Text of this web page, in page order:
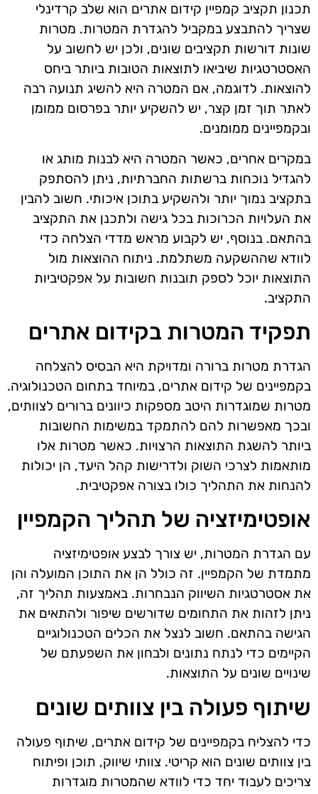
תכנון תקציב קמפיין קידום אתרים הוא שלב קרדינלי
שצריך להתבצע במקביל להגדרת המטרות. מטרות
שונות דורשות תקציבים שונים, ולכן יש לחשוב על
האסטרטגיות שיביאו לתוצאות הטובות ביותר ביחס
להוצאות. לדוגמה, אם המטרה היא להשיג תנועה רבה
לאתר תוך זמן קצר, יש להשקיע יותר בפרסום ממומן
ובקמפיינים ממומנים.
במקרים אחרים, כאשר המטרה היא לבנות מותג או
להגדיל נוכחות ברשתות החברתיות, ניתן להסתפק
בתקציב נמוך יותר ולהשקיע בתוכן איכותי. חשוב להבין
את העלויות הכרוכות בכל גישה ולתכנן את התקציב
בהתאם. בנוסף, יש לקבוע מראש מדדי הצלחה כדי
לוודא שההשקעה משתלמת. ניתוח ההוצאות מול
התוצאות יוכל לספק תובנות חשובות על אפקטיביות
התקציב.
תפקיד המטרות בקידום אתרים
הגדרת מטרות ברורה ומדויקת היא הבסיס להצלחה
בקמפיינים של קידום אתרים, במיוחד בתחום הטכנולוגיה.
מטרות שמוגדרות היטב מספקות כיוונים ברורים לצוותים,
ובכך מאפשרות להם להתמקד במשימות החשובות
ביותר להשגת התוצאות הרצויות. כאשר מטרות אלו
מותאמות לצרכי השוק ולדרישות קהל היעד, הן יכולות
להנחות את התהליך כולו בצורה אפקטיבית.
אופטימיזציה של תהליך הקמפיין
עם הגדרת המטרות, יש צורך לבצע אופטימיזציה
מתמדת של הקמפיין. זה כולל הן את התוכן המועלה והן
את אסטרטגיות השיווק הנבחרות. באמצעות תהליך זה,
ניתן לזהות את התחומים שדורשים שיפור ולהתאים את
הגישה בהתאם. חשוב לנצל את הכלים הטכנולוגיים
הקיימים כדי לנתח נתונים ולבחון את השפעתם של
שינויים שונים על התוצאות.
שיתוף פעולה בין צוותים שונים
כדי להצליח בקמפיינים של קידום אתרים, שיתוף פעולה
בין צוותים שונים הוא קריטי. צוותי שיווק, תוכן ופיתוח
צריכים לעבוד יחד כדי לוודא שהמטרות מוגדרות